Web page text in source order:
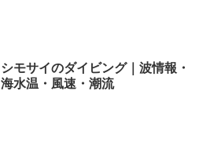
シモサイのダイビング｜波情報・
海水温・風速・潮流